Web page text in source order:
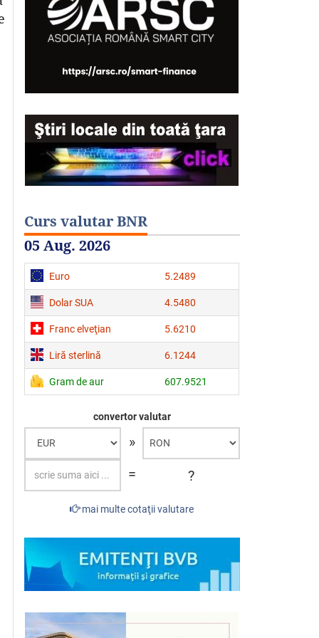
Curs valutar BNR
05 Aug. 2026
Euro 5.2489
Dolar SUA 4.5480
Franc elveţian 5.6210
Liră sterlină 6.1244
Gram de aur 607.9521
convertor valutar
»
=
?
mai multe cotaţii valutare